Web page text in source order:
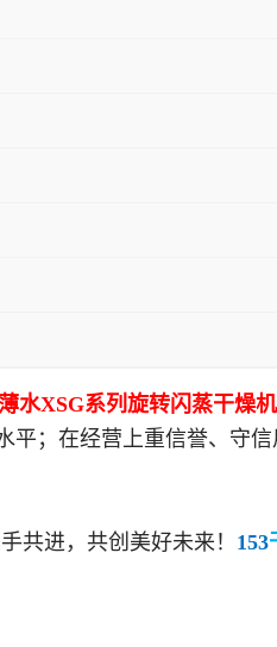
水XSG系列旋转闪蒸干燥机
；在经营上重信誉、守
进，共创美好未来！ 153